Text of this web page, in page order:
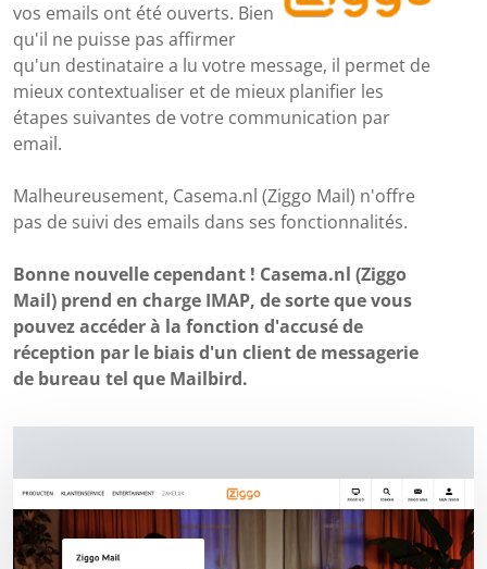
vos emails ont été ouverts. Bien
qu'il ne puisse pas affirmer
qu'un destinataire a lu votre message, il permet de
mieux contextualiser et de mieux planifier les
étapes suivantes de votre communication par
email.
Malheureusement, Casema.nl (Ziggo Mail) n'offre
pas de suivi des emails dans ses fonctionnalités.
Bonne nouvelle cependant ! Casema.nl (Ziggo
Mail) prend en charge IMAP, de sorte que vous
pouvez accéder à la fonction d'accusé de
réception par le biais d'un client de messagerie
de bureau tel que Mailbird.